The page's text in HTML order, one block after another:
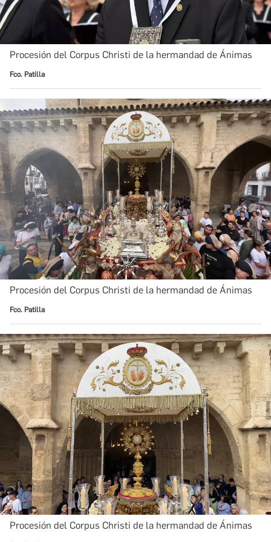
Procesión del Corpus Christi de la hermandad de Ánimas
Fco. Patilla
Procesión del Corpus Christi de la hermandad de Ánimas
Fco. Patilla
Procesión del Corpus Christi de la hermandad de Ánimas